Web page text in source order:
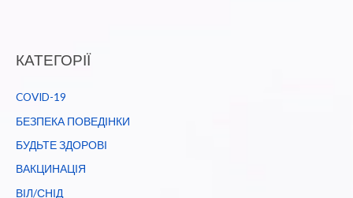
-19
Дніпропетровщині
на
КАТЕГОРІЇ
COVID-19
БЕЗПЕКА ПОВЕДІНКИ
БУДЬТЕ ЗДОРОВІ
ВАКЦИНАЦІЯ
ВІЛ/СНІД